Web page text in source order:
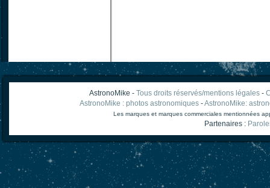
AstronoMike - Tous droits réservés/mentions légales-
AstronoMike : photos astronomiques -AstronoMike:
Les marques et marques commerciales mentionnées
Partenaires :